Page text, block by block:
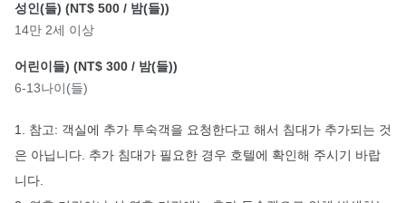
성인(들) (NT$ 500 / 밤(들))
14만 2세 이상
어린이들) (NT$ 300 / 밤(들))
6-13나이(들)
1. 참고: 객실에 추가 투숙객을 요청한다고 해서 침대가 추가되는 것
은 아닙니다. 추가 침대가 필요한 경우 호텔에 확인해 주시기 바랍
니다.